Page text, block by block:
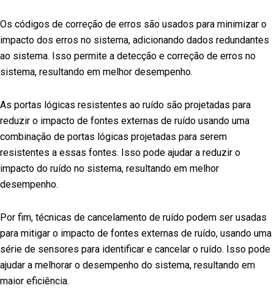
Os códigos de correção de erros são usados para minimizar o
impacto dos erros no sistema, adicionando dados redundantes
ao sistema. Isso permite a detecção e correção de erros no
sistema, resultando em melhor desempenho.
As portas lógicas resistentes ao ruído são projetadas para
reduzir o impacto de fontes externas de ruído usando uma
combinação de portas lógicas projetadas para serem
resistentes a essas fontes. Isso pode ajudar a reduzir o
impacto do ruído no sistema, resultando em melhor
desempenho.
Por fim, técnicas de cancelamento de ruído podem ser usadas
para mitigar o impacto de fontes externas de ruído, usando uma
série de sensores para identificar e cancelar o ruído. Isso pode
ajudar a melhorar o desempenho do sistema, resultando em
maior eficiência.